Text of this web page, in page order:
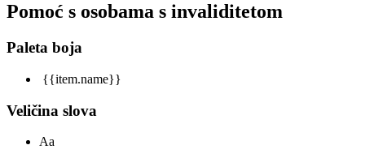
Pomoć s osobama s invaliditetom
Paleta boja
{{item.name}}
Veličina slova
Aa